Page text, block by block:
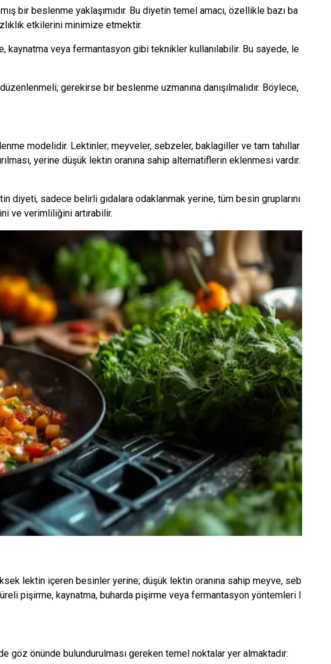
bir beslenme yaklaşımıdır. Bu diyetin temel amacı, özellikle bazı ba
etkilerini minimize etmektir.
veya fermantasyon gibi teknikler kullanılabilir. Bu sayede, le
gerekirse bir beslenme uzmanına danışılmalıdır. Böylece,
modelidir. Lektinler; meyveler, sebzeler, baklagiller ve tam tahıllar
yerine düşük lektin oranına sahip alternatiflerin eklenmesi vardır.
diyeti, sadece belirli gıdalara odaklanmak yerine, tüm besin gruplarını
ve verimliliğini artırabilir.
lektin içeren besinler yerine; düşük lektin oranına sahip meyve, seb
pişirme, kaynatma, buharda pişirme veya fermantasyon yöntemleri l
göz önünde bulundurulması gereken temel noktalar yer almaktadır: